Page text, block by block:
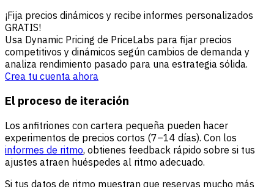
¡Fija precios dinámicos y recibe informes personalizados
GRATIS!
Usa Dynamic Pricing de PriceLabs para fijar precios
competitivos y dinámicos según cambios de demanda y
analiza rendimiento pasado para una estrategia sólida.
Crea tu cuenta ahora
El proceso de iteración
Los anfitriones con cartera pequeña pueden hacer
experimentos de precios cortos (7–14 días). Con los
informes de ritmo, obtienes feedback rápido sobre si tus
ajustes atraen huéspedes al ritmo adecuado.
Si tus datos de ritmo muestran que reservas mucho más